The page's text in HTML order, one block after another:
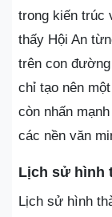
trong kiến trúc
thấy Hội An
trên con
chỉ tạo nên
còn nhấn
các nền văn
Lịch sử hình
Lịch sử hình